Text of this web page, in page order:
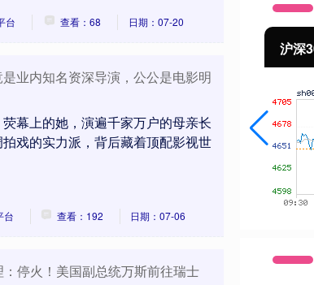
台 查看：68 日期：07-20
业内知名资深导演，公公是电影明
幕上的她，演遍千家万户的母亲长
戏的实力派，背后藏着顶配影视世
台 查看：192 日期：07-06
停火！美国副总统万斯前往瑞士
北证